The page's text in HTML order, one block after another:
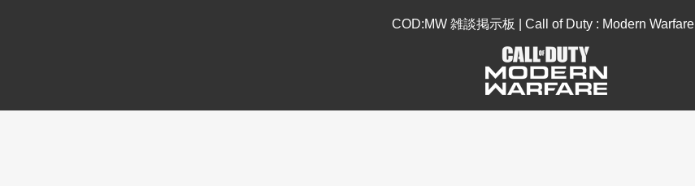
COD:MW 雑談掲示板 | Call of Duty : Modern Warfare |